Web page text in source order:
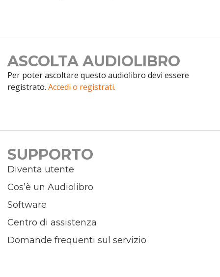
ASCOLTA AUDIOLIBRO
Per poter ascoltare questo audiolibro devi essere
registrato. Accedi o registrati.
SUPPORTO
Diventa utente
Cos’è un Audiolibro
Software
Centro di assistenza
Domande frequenti sul servizio